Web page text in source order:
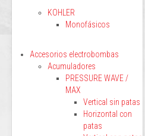
KOHLER
Monofásicos
Accesorios electrobombas
Acumuladores
PRESSURE WAVE /
MAX
Vertical sin patas
Horizontal con
patas